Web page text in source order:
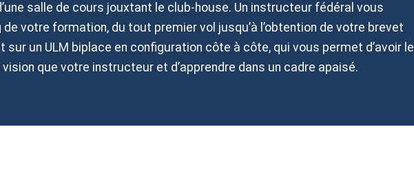
salle de cours jouxtant le club-house. Un instructeur fédéral vous
votre formation, du tout premier vol jusqu’à l’obtention de votre brevet
sur un ULM biplace en configuration côte à côte, qui vous permet d’avoir le
que votre instructeur et d’apprendre dans un cadre apaisé.